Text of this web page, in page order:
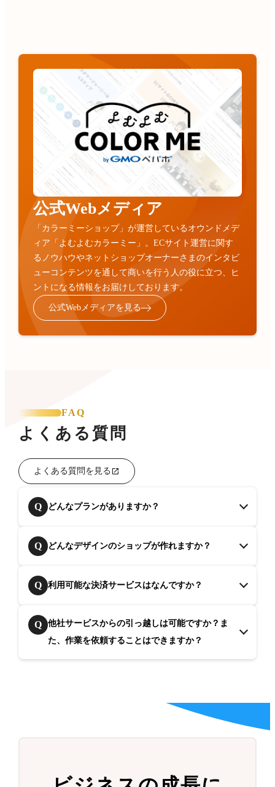
公式Webメディア
「カラーミーショップ」が運営しているオウンドメデ
ィア「よむよむカラーミー」。ECサイト運営に関す
るノウハウやネットショップオーナーさまのインタビ
ューコンテンツを通して商いを行う人の役に立つ、ヒ
ントになる情報をお届けしております。
公式Webメディアを見る
FAQ
よくある質問
よくある質問を見る
Q どんなプランがありますか？
Q どんなデザインのショップが作れますか？
Q 利用可能な決済サービスはなんですか？
Q
他社サービスからの引っ越しは可能ですか？ま
た、作業を依頼することはできますか？